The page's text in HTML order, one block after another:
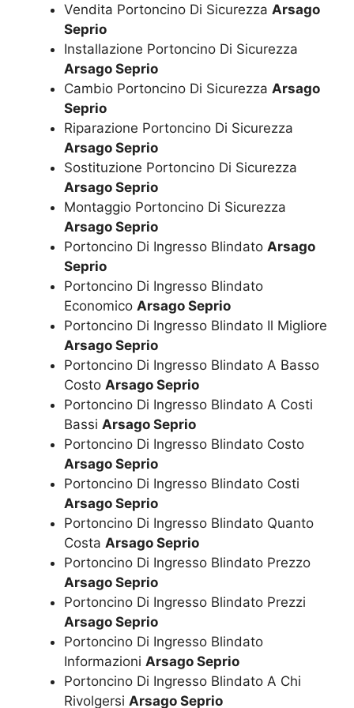
Vendita Portoncino Di Sicurezza Arsago
Seprio
Installazione Portoncino Di Sicurezza
Arsago Seprio
Cambio Portoncino Di Sicurezza Arsago
Seprio
Riparazione Portoncino Di Sicurezza
Arsago Seprio
Sostituzione Portoncino Di Sicurezza
Arsago Seprio
Montaggio Portoncino Di Sicurezza
Arsago Seprio
Portoncino Di Ingresso Blindato Arsago
Seprio
Portoncino Di Ingresso Blindato
Economico Arsago Seprio
Portoncino Di Ingresso Blindato Il Migliore
Arsago Seprio
Portoncino Di Ingresso Blindato A Basso
Costo Arsago Seprio
Portoncino Di Ingresso Blindato A Costi
Bassi Arsago Seprio
Portoncino Di Ingresso Blindato Costo
Arsago Seprio
Portoncino Di Ingresso Blindato Costi
Arsago Seprio
Portoncino Di Ingresso Blindato Quanto
Costa Arsago Seprio
Portoncino Di Ingresso Blindato Prezzo
Arsago Seprio
Portoncino Di Ingresso Blindato Prezzi
Arsago Seprio
Portoncino Di Ingresso Blindato
Informazioni Arsago Seprio
Portoncino Di Ingresso Blindato A Chi
Rivolgersi Arsago Seprio